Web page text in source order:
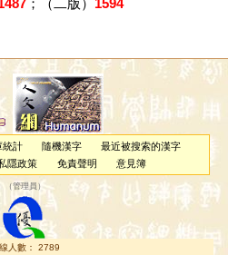
；（二版） 1594
統計 隨機漢字
最近被搜索的漢字
隱政策 免責聲明 意見簿
（管理員 ）
人數： 2789